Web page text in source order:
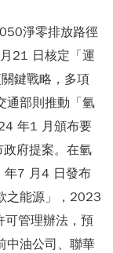
淨零排放路徑
21 日核定「運
鍵戰略，多項
通部則推動「氫
年1 月頒布要
府提案。在氫
年7 月4 日發布
之能源」，2023
可管理辦法，預
中油公司、聯華